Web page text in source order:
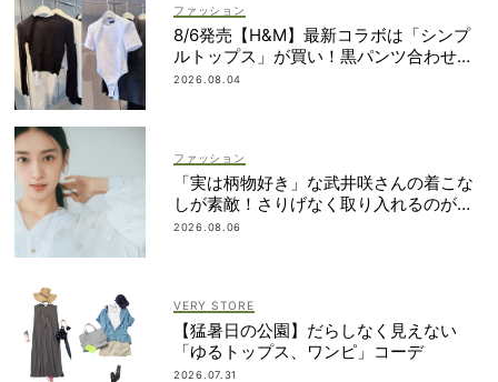
ファッション
8/6発売【H&M】最新コラボは「シンプ
ルトップス」が買い！黒パンツ合わせも
即サマ見え
2026.08.04
ファッション
「実は柄物好き」な武井咲さんの着こな
しが素敵！さりげなく取り入れるのが気
分
2026.08.06
VERY STORE
【猛暑日の公園】だらしなく見えない
「ゆるトップス、ワンピ」コーデ
2026.07.31